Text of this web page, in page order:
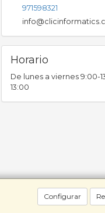
Configurar
971598321
Horario
De lunes a viernes 9:00-
13:00